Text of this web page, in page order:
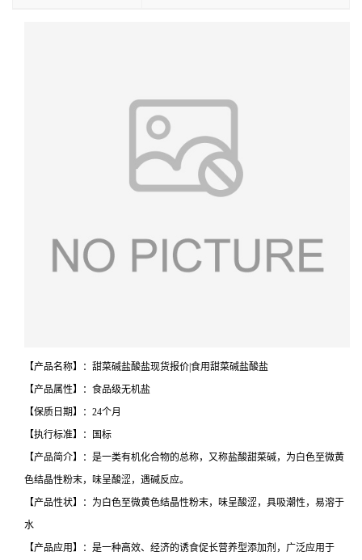
【产品名称】：甜菜碱盐酸盐现货报价|食用甜菜碱盐酸盐
【产品属性】：食品级无机盐
【保质日期】：24个月
【执行标准】：国标
【产品简介】：是一类有机化合物的总称，又称盐酸甜菜碱，为白色至微黄
色结晶性粉末，味呈酸涩，遇碱反应。
【产品性状】：为白色至微黄色结晶性粉末，味呈酸涩，具吸潮性，易溶于
水
【产品应用】：是一种高效、经济的诱食促长营养型添加剂，广泛应用于